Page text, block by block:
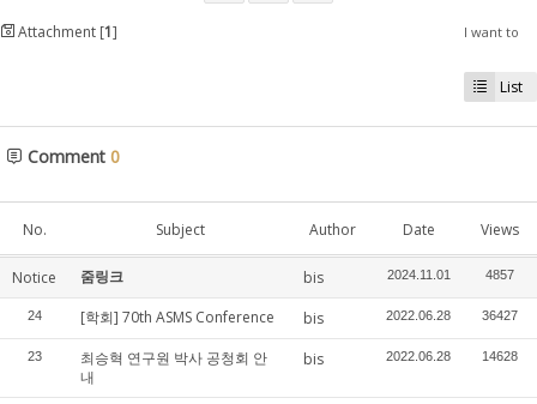
Attachment [1] I want to
List
Comment 0
No. Subject Author Date Views
Notice 줌링크 bis 2024.11.01 4857
24 [학회] 70th ASMS Conference bis 2022.06.28 36427
23
최승혁 연구원 박사 공청회 안
내
bis 2022.06.28 14628